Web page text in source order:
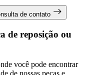
de contato
de reposição ou
você pode encontrar